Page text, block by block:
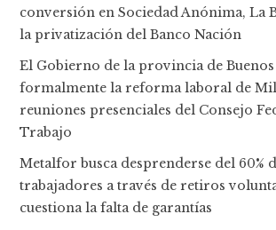
conversión en Sociedad Anónima, La
la privatización del Banco Nación
El Gobierno de la provincia de
formalmente la reforma laboral de
reuniones presenciales del Consejo
Trabajo
Metalfor busca desprenderse del 60%
trabajadores a través de retiros
cuestiona la falta de garantías